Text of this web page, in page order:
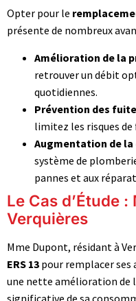
Opter pour le
présente de nombreux
Amélioration de la
retrouver un débit
quotidiennes.
Prévention des
limitez les risques
Augmentation de la
système de
pannes et aux
Le Cas d’Étude
Verquières
Mme Dupont, résidant à
ERS 13 pour remplacer ses
une nette amélioration de
significative de sa